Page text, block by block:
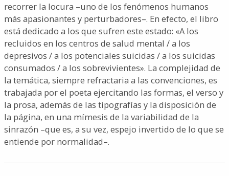
recorrer la locura –uno de los fenómenos humanos
más apasionantes y perturbadores–. En efecto, el libro
está dedicado a los que sufren este estado: «A los
recluidos en los centros de salud mental / a los
depresivos / a los potenciales suicidas / a los suicidas
consumados / a los sobrevivientes». La complejidad de
la temática, siempre refractaria a las convenciones, es
trabajada por el poeta ejercitando las formas, el verso y
la prosa, además de las tipografías y la disposición de
la página, en una mímesis de la variabilidad de la
sinrazón –que es, a su vez, espejo invertido de lo que se
entiende por normalidad–.